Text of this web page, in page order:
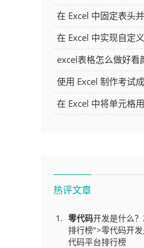
容
在 Excel 中固定表头
时都显示表头的方法
在 Excel 中实现自定
面指南
excel表格怎么做好看
使用 Excel 制作考试
骤及技巧
在 Excel 中将单元格
热评文章
零代码开发是什么
排行榜">零代码开
代码平台排行榜